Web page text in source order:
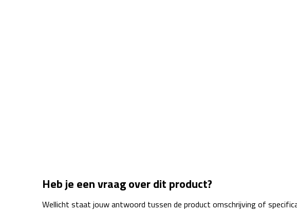
Heb je een vraag over dit product?
Wellicht staat jouw antwoord tussen de product omschrijving of